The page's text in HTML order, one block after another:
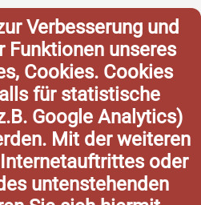
Verbesserung und
Funktionen unseres
Cookies. Cookies
für statistische
Google Analytics)
Mit der weiteren
oder
untenstehenden